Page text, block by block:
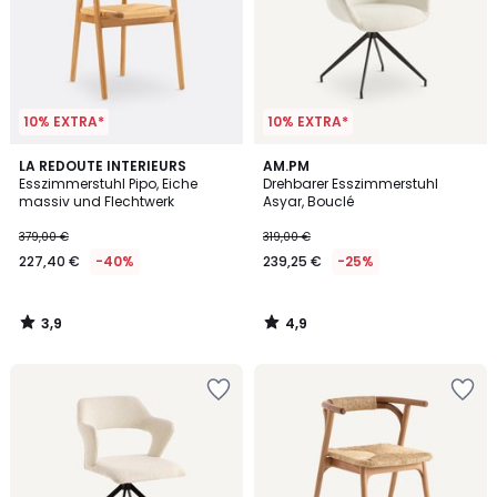
10% EXTRA*
LA REDOUTE INTERIEURS
Esszimmerstuhl Pipo, Eiche
massiv und Flechtwerk
379,00 €
227,40 € -40%
3,9
/ 5
3,9
/
10% EXTRA*
AM.PM
Drehbarer Esszimmerstuhl
Asyar, Bouclé
319,00 €
239,25 € -25%
4,9
/ 5
4,9
/